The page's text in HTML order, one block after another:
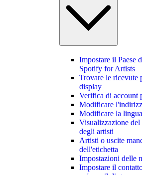
Impostare il Paese
Spotify for Artists
Trovare le ricevute
display
Verifica di account
Modificare
Modificare la lingua
Visualizzazione del
degli artisti
Artisti o uscite
dell'etichetta
Impostazioni delle
Impostare il